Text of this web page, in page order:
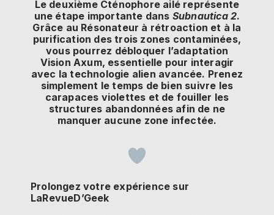
Le deuxième Cténophore ailé représente
une étape importante dans Subnautica 2.
Grâce au Résonateur à rétroaction et à la
purification des trois zones contaminées,
vous pourrez débloquer l’adaptation
Vision Axum, essentielle pour interagir
avec la technologie alien avancée. Prenez
simplement le temps de bien suivre les
carapaces violettes et de fouiller les
structures abandonnées afin de ne
manquer aucune zone infectée.
Prolongez votre expérience sur
LaRevueD’Geek